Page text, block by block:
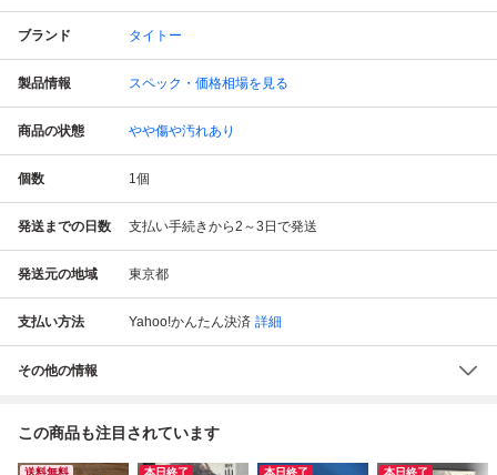
ブランド タイトー
製品情報 スペック・価格相場を見る
商品の状態 やや傷や汚れあり
個数 1個
発送までの日数 支払い手続きから2～3日で発送
発送元の地域 東京都
支払い方法 Yahoo!かんたん決済 詳細
その他の情報
この商品も注目されています
送料無料 本日終了 本日終了 本日終了